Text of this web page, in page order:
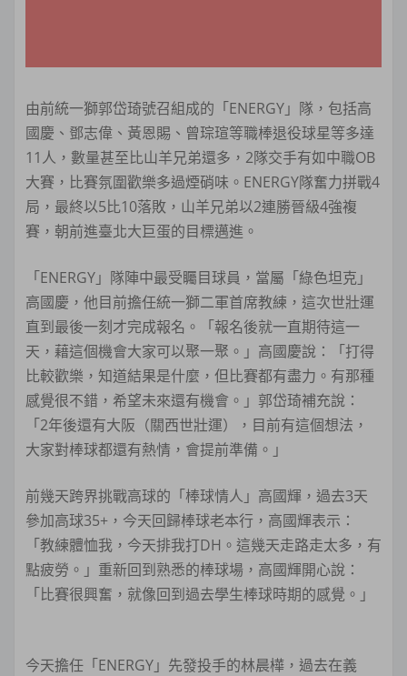
由前統一獅郭岱琦號召組成的「ENERGY」隊，包括高
國慶、鄧志偉、黃恩賜、曾琮瑄等職棒退役球星等多達
11人，數量甚至比山羊兄弟還多，2隊交手有如中職OB
大賽，比賽氛圍歡樂多過煙硝味。ENERGY隊奮力拼戰4
局，最終以5比10落敗，山羊兄弟以2連勝晉級4強複
賽，朝前進臺北大巨蛋的目標邁進。
「ENERGY」隊陣中最受矚目球員，當屬「綠色坦克」
高國慶，他目前擔任統一獅二軍首席教練，這次世壯運
直到最後一刻才完成報名。「報名後就一直期待這一
天，藉這個機會大家可以聚一聚。」高國慶說：「打得
比較歡樂，知道結果是什麼，但比賽都有盡力。有那種
感覺很不錯，希望未來還有機會。」郭岱琦補充說：
「2年後還有大阪（關西世壯運），目前有這個想法，
大家對棒球都還有熱情，會提前準備。」
前幾天跨界挑戰高球的「棒球情人」高國輝，過去3天
參加高球35+，今天回歸棒球老本行，高國輝表示：
「教練體恤我，今天排我打DH。這幾天走路走太多，有
點疲勞。」重新回到熟悉的棒球場，高國輝開心說：
「比賽很興奮，就像回到過去學生棒球時期的感覺。」
今天擔任「ENERGY」先發投手的林晨樺，過去在義